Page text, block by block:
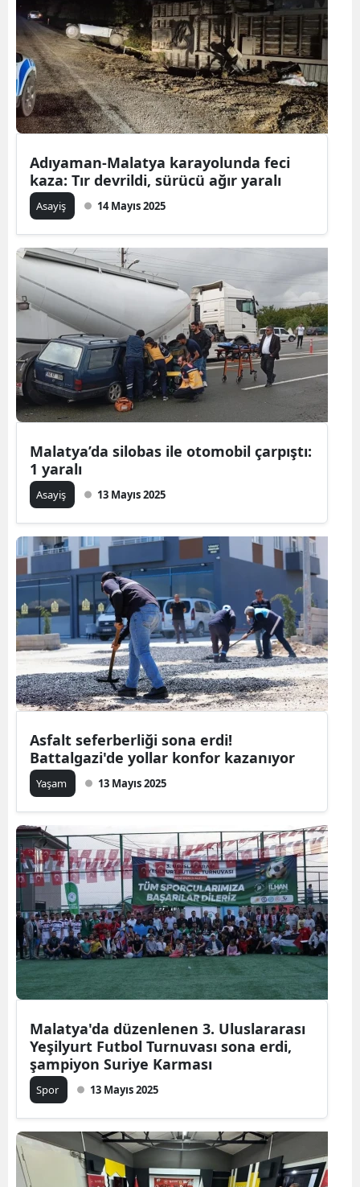
Adıyaman-Malatya karayolunda feci
kaza: Tır devrildi, sürücü ağır yaralı
Asayiş 14 Mayıs 2025
Malatya’da silobas ile otomobil çarpıştı:
1 yaralı
Asayiş 13 Mayıs 2025
Asfalt seferberliği sona erdi!
Battalgazi'de yollar konfor kazanıyor
Yaşam 13 Mayıs 2025
Malatya'da düzenlenen 3. Uluslararası
Yeşilyurt Futbol Turnuvası sona erdi,
şampiyon Suriye Karması
Spor 13 Mayıs 2025